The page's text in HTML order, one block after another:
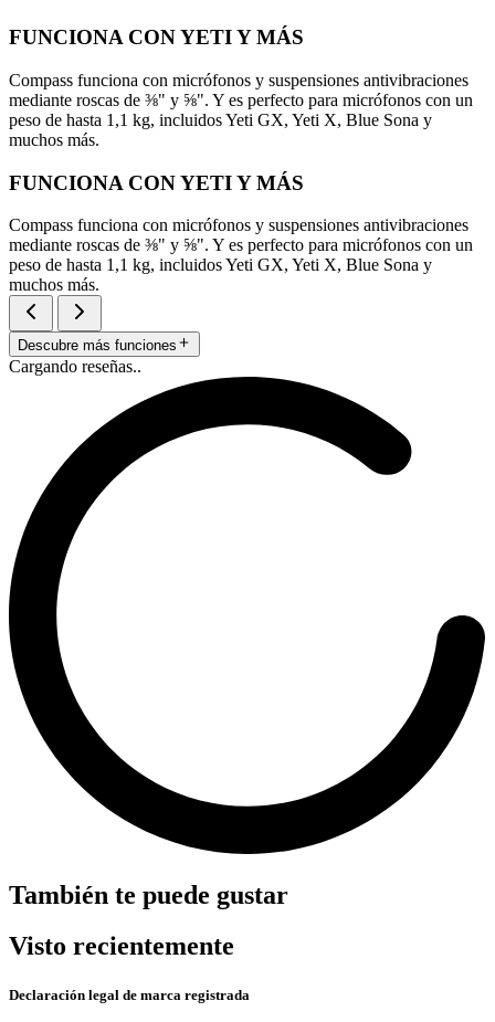
FUNCIONA CON YETI Y MÁS
Compass funciona con micrófonos y suspensiones antivibraciones
mediante roscas de ⅜" y ⅝". Y es perfecto para micrófonos con un
peso de hasta 1,1 kg, incluidos Yeti GX, Yeti X, Blue Sona y
muchos más.
FUNCIONA CON YETI Y MÁS
Compass funciona con micrófonos y suspensiones antivibraciones
mediante roscas de ⅜" y ⅝". Y es perfecto para micrófonos con un
peso de hasta 1,1 kg, incluidos Yeti GX, Yeti X, Blue Sona y
muchos más.
Descubre más funciones
Cargando reseñas..
También te puede gustar
Visto recientemente
Declaración legal de marca registrada